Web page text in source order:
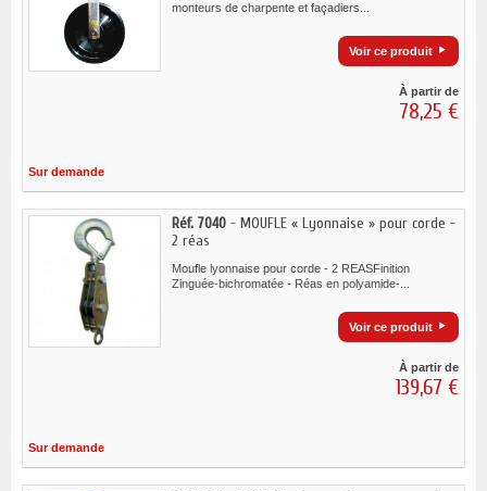
monteurs de charpente et façadiers...
Voir ce produit
À partir de
78,25 €
Sur demande
Réf. 7040 - MOUFLE « Lyonnaise » pour corde -
2 réas
Moufle lyonnaise pour corde - 2 REASFinition
Zinguée-bichromatée - Réas en polyamide-...
Voir ce produit
À partir de
139,67 €
Sur demande